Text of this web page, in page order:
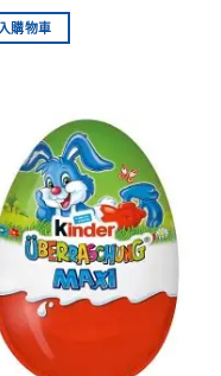
購物車